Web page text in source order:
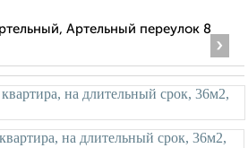
Артельный переулок 8
›